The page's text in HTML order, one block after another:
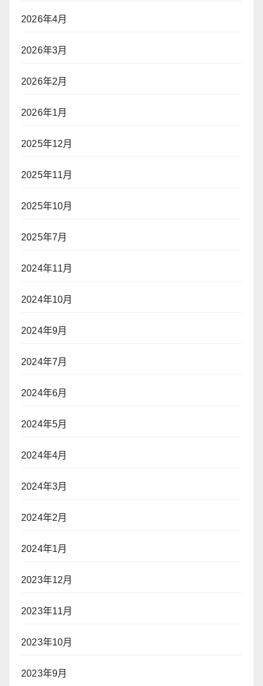
2026年4月
2026年3月
2026年2月
2026年1月
2025年12月
2025年11月
2025年10月
2025年7月
2024年11月
2024年10月
2024年9月
2024年7月
2024年6月
2024年5月
2024年4月
2024年3月
2024年2月
2024年1月
2023年12月
2023年11月
2023年10月
2023年9月